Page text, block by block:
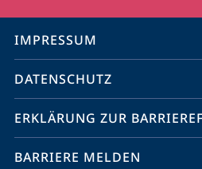
Service-
Navigation
IMPRESSUM
DATENSCHUTZ
ERKLÄRUNG ZUR
BARRIERE MELDEN